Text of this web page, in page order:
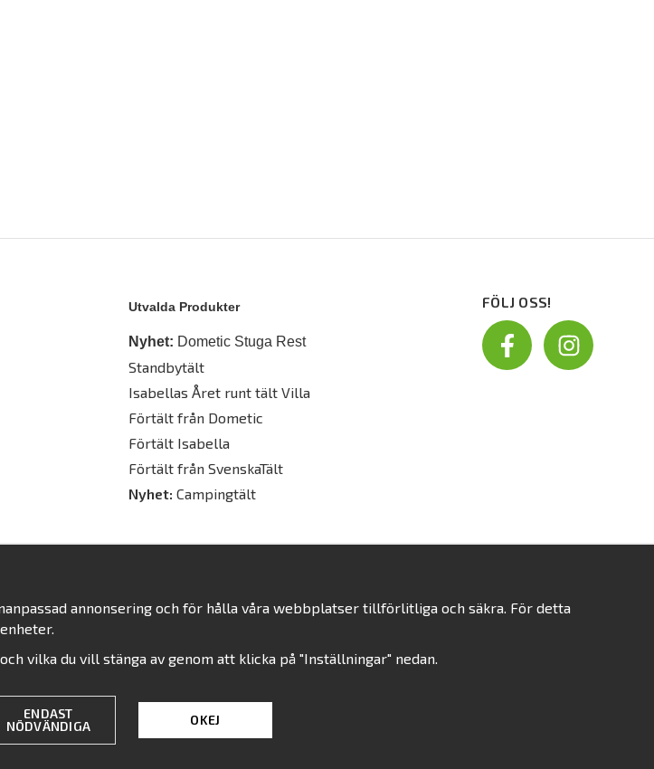
Utvalda Produkter
Nyhet: Dometic Stuga Rest
Standbytält
Isabellas Året runt tält Villa
Förtält från Dometic
Förtält Isabella
Förtält från SvenskaTält
Nyhet: Campingtält
FÖLJ OSS!
Wikinggruppen
annonsering och för hålla våra webbplatser tillförlitliga och säkra. För detta
vilka du vill stänga av genom att klicka på "Inställningar" nedan.
ENDAST
NÖDVÄNDIGA
OKEJ